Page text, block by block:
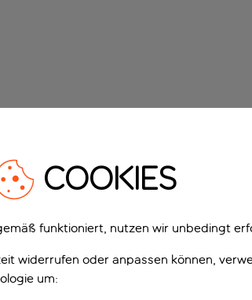
COOKIES
funktioniert, nutzen wir unbedingt
widerrufen oder anpassen können,
um: